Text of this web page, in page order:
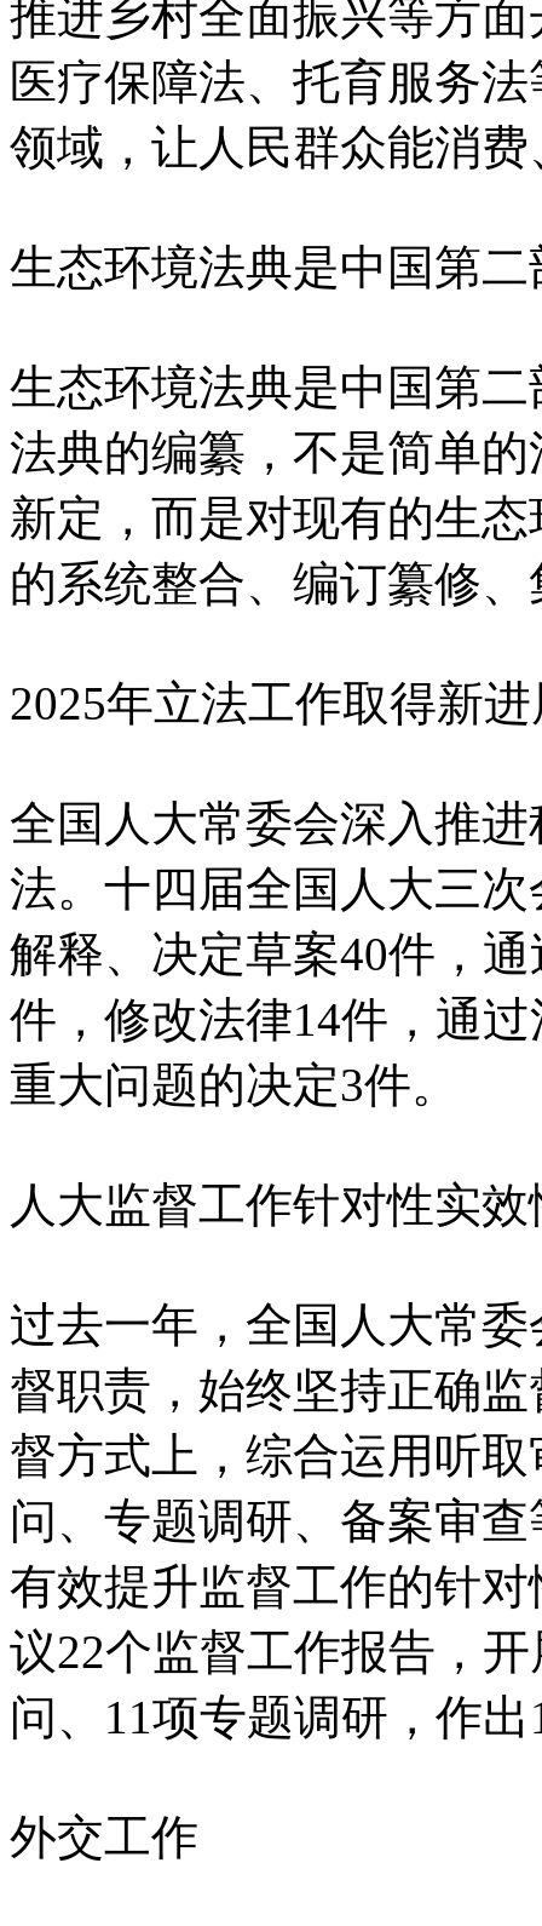
推进乡村全面振兴等方
医疗保障法、托育服务
领域，让人民群众能消
生态环境法典是中国第
生态环境法典是中国第
法典的编纂，不是简单
新定，而是对现有的生
的系统整合、编订纂修
2025年立法工作取得新
全国人大常委会深入推
法。十四届全国人大三
解释、决定草案40件，
件，修改法律14件，通
重大问题的决定3件。
人大监督工作针对性实
过去一年，全国人大常
督职责，始终坚持正确
督方式上，综合运用听
问、专题调研、备案审
有效提升监督工作的针
议22个监督工作报告，
问、11项专题调研，作
外交工作